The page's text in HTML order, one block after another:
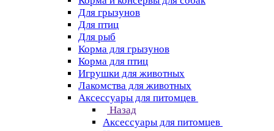
Для грызунов
Для птиц
Для рыб
Корма для грызунов
Корма для птиц
Игрушки для животных
Лакомства для животных
Аксессуары для питомцев
Назад
Аксессуары для питомцев